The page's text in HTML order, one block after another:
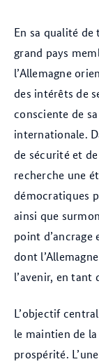
En sa qualité
grand pays
l’Allemagne
des intérêts de
consciente de
internationale.
de sécurité et
recherche une
démocratiques
ainsi que
point d’ancrage
dont
l’avenir, en tant
L’objectif
le maintien de
prospérité.